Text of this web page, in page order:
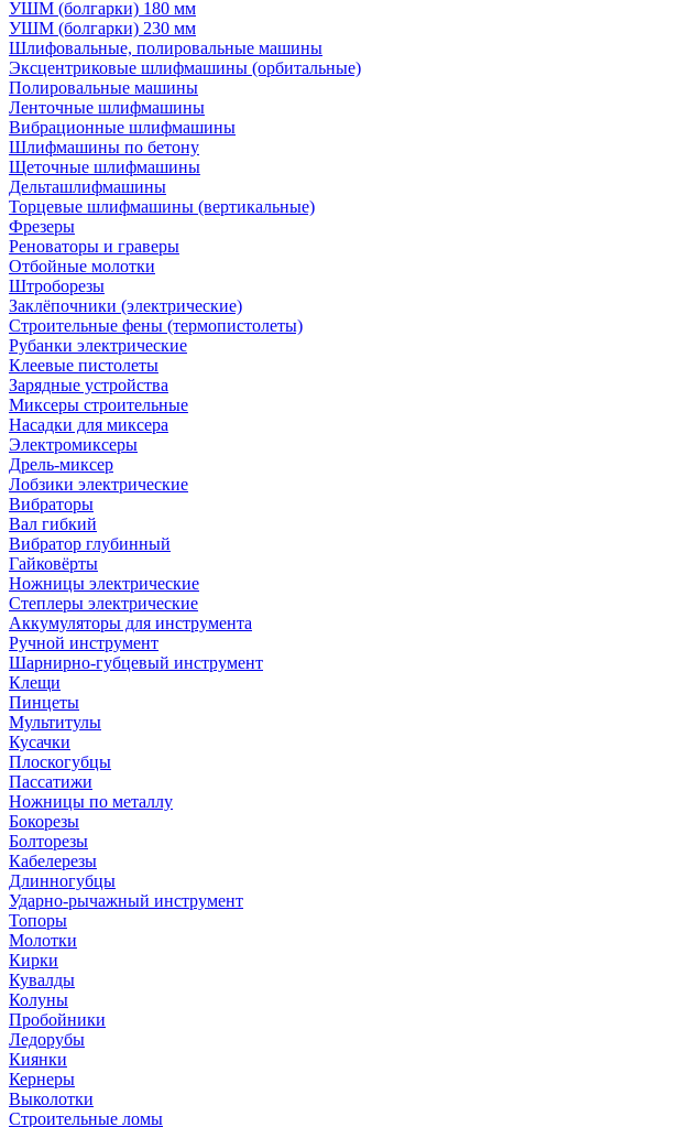
УШМ (болгарки) 180 мм
УШМ (болгарки) 230 мм
Шлифовальные, полировальные машины
Эксцентриковые шлифмашины (орбитальные)
Полировальные машины
Ленточные шлифмашины
Вибрационные шлифмашины
Шлифмашины по бетону
Щеточные шлифмашины
Дельташлифмашины
Торцевые шлифмашины (вертикальные)
Фрезеры
Реноваторы и граверы
Отбойные молотки
Штроборезы
Заклёпочники (электрические)
Строительные фены (термопистолеты)
Рубанки электрические
Клеевые пистолеты
Зарядные устройства
Миксеры строительные
Насадки для миксера
Электромиксеры
Дрель-миксер
Лобзики электрические
Вибраторы
Вал гибкий
Вибратор глубинный
Гайковёрты
Ножницы электрические
Степлеры электрические
Аккумуляторы для инструмента
Ручной инструмент
Шарнирно-губцевый инструмент
Клещи
Пинцеты
Мультитулы
Кусачки
Плоскогубцы
Пассатижи
Ножницы по металлу
Бокорезы
Болторезы
Кабелерезы
Длинногубцы
Ударно-рычажный инструмент
Топоры
Молотки
Кирки
Кувалды
Колуны
Пробойники
Ледорубы
Киянки
Кернеры
Выколотки
Строительные ломы